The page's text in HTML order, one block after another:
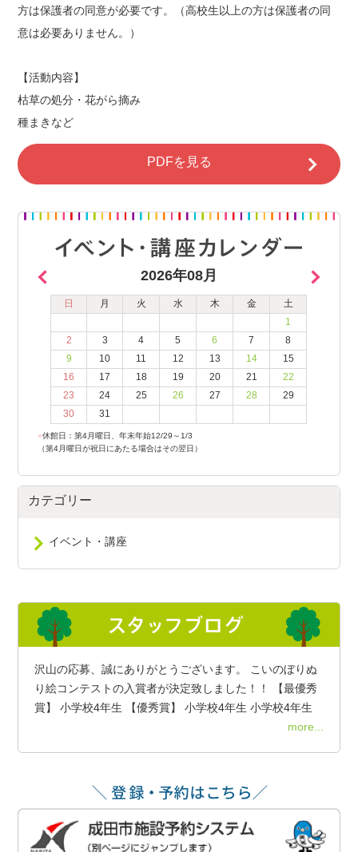
方は保護者の同意が必要です。（高校生以上の方は保護者の同
意は必要ありません。）
【活動内容】
枯草の処分・花がら摘み
種まきなど
PDFを見る
2026年08月
日 月 火 水 木 金
土
1
2
3 4 5 6 7
8
9
10 11 12 13 14
15
16
17 18 19 20 21
22
23
24 25 26 27 28
29
30
31
●休館日：第4月曜日、年末年始12/29～1/3
（第4月曜日が祝日にあたる場合はその翌日）
カテゴリー
イベント・講座
沢山の応募、誠にありがとうございます。 こいのぼりぬ
り絵コンテストの入賞者が決定致しました！！ 【最優秀
賞】 小学校4年生 【優秀賞】 小学校4年生 小学校4年生
more...